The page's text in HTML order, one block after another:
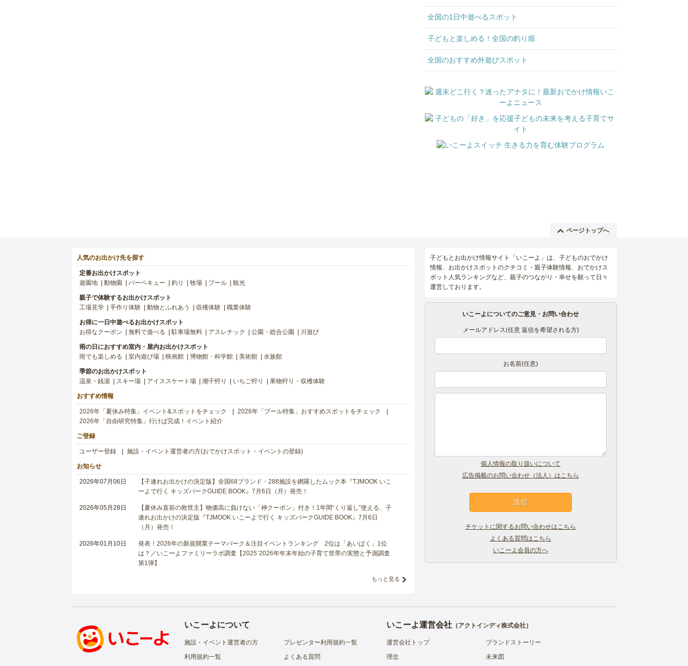
全国の1日中遊べるスポット
子どもと楽しめる！全国の釣り堀
全国のおすすめ外遊びスポット
ページトップへ
人気のお出かけ先を探す
定番お出かけスポット
遊園地
動物園 バーベキュー 釣り 牧場 プール 観光
親子で体験するお出かけスポット
工場見学
手作り体験 動物とふれあう 収穫体験 職業体験
お得に一日中遊べるお出かけスポット
お得なクーポン
無料で遊べる 駐車場無料 アスレチック 公園・総合公園 川遊び
雨の日におすすめ室内・屋内お出かけスポット
雨でも楽しめる
室内遊び場 映画館 博物館・科学館 美術館 水族館
季節のお出かけスポット
温泉・銭湯
スキー場 アイススケート場 潮干狩り いちご狩り 果物狩り・収穫体験
おすすめ情報
2026年「夏休み特集」イベント&スポットをチェック
2026年「プール特集」おすすめスポットをチェック
2026年「自由研究特集」行けば完成！イベント紹介
ご登録
ユーザー登録 施設・イベント運営者の方(おでかけスポット・イベントの登録)
お知らせ
2026年07月06日
【子連れお出かけの決定版】全国68ブランド・288施設を網羅したムック本『TJMOOK いこ
ーよで行く キッズパークGUIDE BOOK』7月6日（月）発売！
2026年05月28日
【夏休み直前の救世主】物価高に負けない「神クーポン」付き！1年間“くり返し”使える、子
連れお出かけの決定版『TJMOOK いこーよで行く キッズパークGUIDE BOOK』7月6日
（月）発売！
2026年01月10日
発表！2026年の新規開業テーマパーク＆注目イベントランキング 2位は「あいぱく」1位
は？／いこーよファミリーラボ調査【2025⁻2026年年末年始の子育て世帯の実態と予測調査
第1弾】
もっと見る
子どもとお出かけ情報サイト「いこーよ」は、子どものおでかけ
情報、お出かけスポットのクチコミ・親子体験情報、おでかけス
ポット人気ランキングなど、親子のつながり・幸せを願って日々
運営しております。
いこーよについてのご意見・お問い合わせ
メールアドレス(任意 返信を希望される方)
お名前(任意)
個人情報の取り扱いについて
広告掲載のお問い合わせ（法人）はこちら
チケットに関するお問い合わせはこちら
よくある質問はこちら
いこーよ会員の方へ
いこーよについて
施設・イベント運営者の方
プレゼンター利用規約一覧
利用規約一覧
よくある質問
いこーよ運営会社（アクトインディ株式会社）
運営会社トップ
ブランドストーリー
理念
未来図